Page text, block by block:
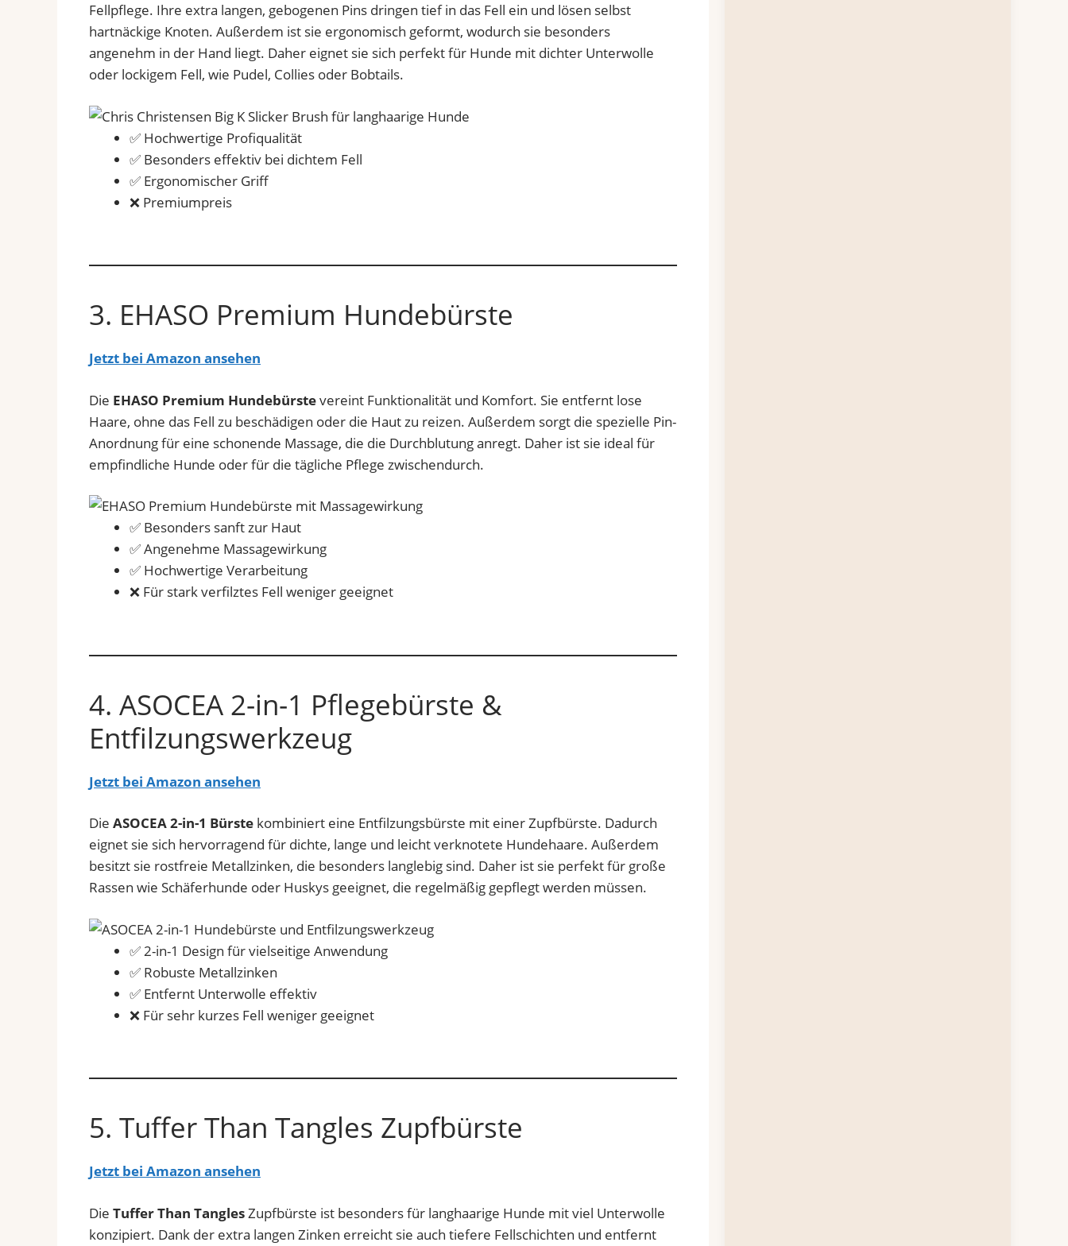
Fellpflege. Ihre extra langen, gebogenen Pins dringen tief in das Fell ein und lösen selbst
hartnäckige Knoten. Außerdem ist sie ergonomisch geformt, wodurch sie besonders
angenehm in der Hand liegt. Daher eignet sie sich perfekt für Hunde mit dichter Unterwolle
oder lockigem Fell, wie Pudel, Collies oder Bobtails.
✅ Hochwertige Profiqualität
✅ Besonders effektiv bei dichtem Fell
✅ Ergonomischer Griff
❌ Premiumpreis
3. EHASO Premium Hundebürste
Jetzt bei Amazon ansehen
Die EHASO Premium Hundebürstevereint Funktionalität und Komfort. Sie entfernt lose
Haare, ohne das Fell zu beschädigen oder die Haut zu reizen. Außerdem sorgt die spezielle Pin-
Anordnung für eine schonende Massage, die die Durchblutung anregt. Daher ist sie ideal für
empfindliche Hunde oder für die tägliche Pflege zwischendurch.
✅ Besonders sanft zur Haut
✅ Angenehme Massagewirkung
✅ Hochwertige Verarbeitung
❌ Für stark verfilztes Fell weniger geeignet
4. ASOCEA 2-in-1 Pflegebürste &
Entfilzungswerkzeug
Jetzt bei Amazon ansehen
Die ASOCEA 2-in-1 Bürste kombiniert eine Entfilzungsbürste mit einer Zupfbürste. Dadurch
eignet sie sich hervorragend für dichte, lange und leicht verknotete Hundehaare. Außerdem
besitzt sie rostfreie Metallzinken, die besonders langlebig sind. Daher ist sie perfekt für große
Rassen wie Schäferhunde oder Huskys geeignet, die regelmäßig gepflegt werden müssen.
✅ 2-in-1 Design für vielseitige Anwendung
✅ Robuste Metallzinken
✅ Entfernt Unterwolle effektiv
❌ Für sehr kurzes Fell weniger geeignet
5. Tuffer Than Tangles Zupfbürste
Jetzt bei Amazon ansehen
Die Tuffer Than TanglesZupfbürste ist besonders für langhaarige Hunde mit viel Unterwolle
konzipiert. Dank der extra langen Zinken erreicht sie auch tiefere Fellschichten und entfernt